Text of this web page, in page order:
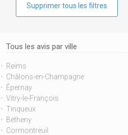
Supprimer tous les filtres
Tous les avis par ville
Reims
Châlons-en-Champagne
Épernay
Vitry-le-François
Tinqueux
Bétheny
Cormontreuil